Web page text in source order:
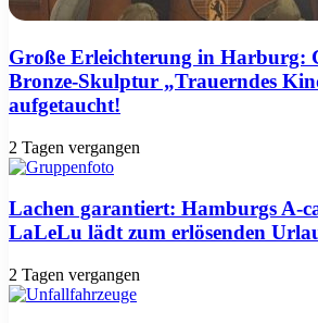
Große Erleichterung in Harburg:
Bronze-Skulptur „Trauerndes
aufgetaucht!
2 Tagen vergangen
Lachen garantiert: Hamburgs A-
LaLeLu lädt zum erlösenden
2 Tagen vergangen